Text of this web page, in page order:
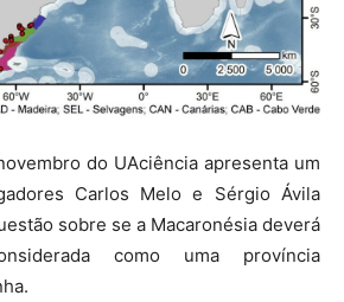
do UAciência apresenta um
Carlos Melo e Sérgio Ávila
sobre se a Macaronésia deverá
como uma província